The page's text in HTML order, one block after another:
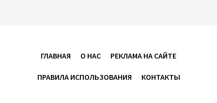
ГЛАВНАЯ О НАС РЕКЛАМА НА САЙТЕ
ПРАВИЛА ИСПОЛЬЗОВАНИЯ КОНТАКТЫ